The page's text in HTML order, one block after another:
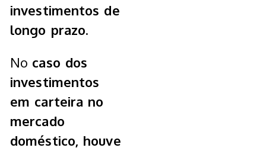
investimentos de
longo prazo.
No caso dos
investimentos
em carteira no
mercado
doméstico, houve